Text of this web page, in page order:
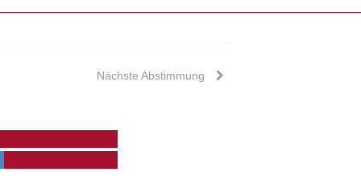
Nächste Abstimmung